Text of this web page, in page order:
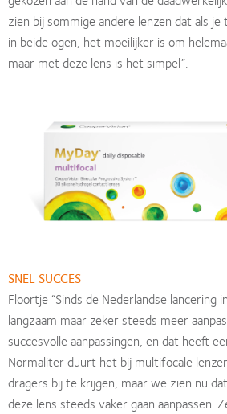
zien bij sommige andere lenzen dat als
in beide ogen, het moeilijker is om
maar met deze lens is het simpel”.
SNEL SUCCES
Floortje “Sinds de Nederlandse lancering
langzaam maar zeker steeds meer
succesvolle aanpassingen, en dat heeft
Normaliter duurt het bij multifocale
dragers bij te krijgen, maar we zien nu
deze lens steeds vaker gaan aanpassen.